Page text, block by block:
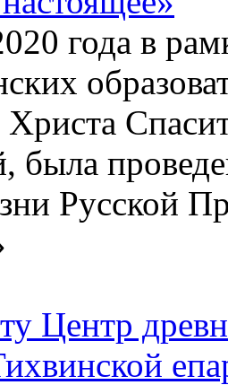
года в
Христа
была
Русской
Центр